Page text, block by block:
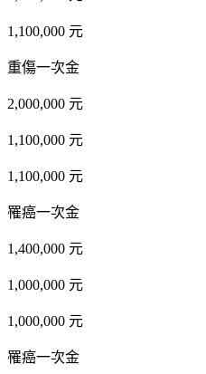
1,100,000 元
重傷一次金
2,000,000 元
1,100,000 元
1,100,000 元
罹癌一次金
1,400,000 元
1,000,000 元
1,000,000 元
罹癌一次金